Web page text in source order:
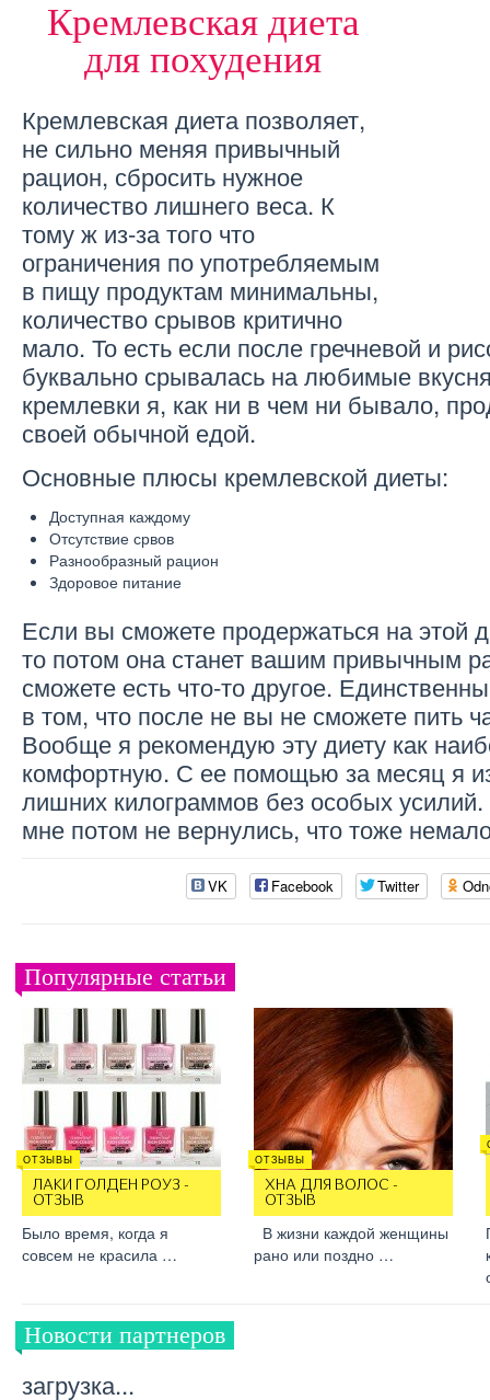
Кремлевская диета
для похудения
Кремлевская диета позволяет,
не сильно меняя привычный
рацион, сбросить нужное
количество лишнего веса. К
тому ж из-за того что
ограничения по употребляемым
в пищу продуктам минимальны,
количество срывов критично
мало. То есть если после гречневой и
буквально срывалась на любимые
кремлевки я, как ни в чем ни бывало,
своей обычной едой.
Основные плюсы кремлевской диеты:
Доступная каждому
Отсутствие срвов
Разнообразный рацион
Здоровое питание
Если вы сможете продержаться на этой
то потом она станет вашим привычным
сможете есть что-то другое.
в том, что после не вы не сможете пить
Вообще я рекомендую эту диету как
комфортную. С ее помощью за месяц я
лишних килограммов без особых
мне потом не вернулись, что тоже
VK Facebook Twitter
Популярные статьи
ОТЗЫВЫ
ЛАКИ ГОЛДЕН РОУЗ -
ОТЗЫВ
Было время, когда я
совсем не красила …
ОТЗЫВЫ
ХНА ДЛЯ ВОЛОС -
ОТЗЫВ
В жизни каждой женщины
рано или поздно …
Новости партнеров
загрузка...